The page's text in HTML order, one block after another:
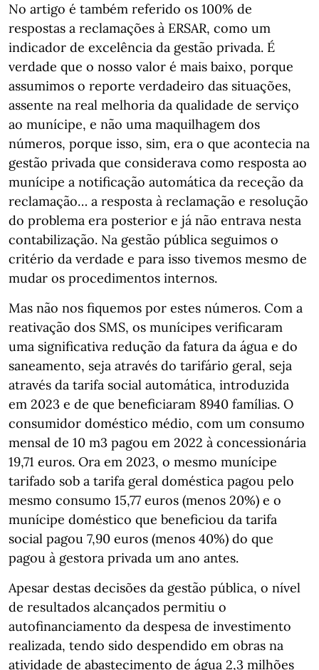
No artigo é também referido os 100% de
respostas a reclamações à ERSAR, como um
indicador de excelência da gestão privada. É
verdade que o nosso valor é mais baixo, porque
assumimos o reporte verdadeiro das situações,
assente na real melhoria da qualidade de serviço
ao munícipe, e não uma maquilhagem dos
números, porque isso, sim, era o que acontecia na
gestão privada que considerava como resposta ao
munícipe a notificação automática da receção da
reclamação… a resposta à reclamação e resolução
do problema era posterior e já não entrava nesta
contabilização. Na gestão pública seguimos o
critério da verdade e para isso tivemos mesmo de
mudar os procedimentos internos.
Mas não nos fiquemos por estes números. Com a
reativação dos SMS, os munícipes verificaram
uma significativa redução da fatura da água e do
saneamento, seja através do tarifário geral, seja
através da tarifa social automática, introduzida
em 2023 e de que beneficiaram 8940 famílias. O
consumidor doméstico médio, com um consumo
mensal de 10 m3 pagou em 2022 à concessionária
19,71 euros. Ora em 2023, o mesmo munícipe
tarifado sob a tarifa geral doméstica pagou pelo
mesmo consumo 15,77 euros (menos 20%) e o
munícipe doméstico que beneficiou da tarifa
social pagou 7,90 euros (menos 40%) do que
pagou à gestora privada um ano antes.
Apesar destas decisões da gestão pública, o nível
de resultados alcançados permitiu o
autofinanciamento da despesa de investimento
realizada, tendo sido despendido em obras na
atividade de abastecimento de água 2,3 milhões